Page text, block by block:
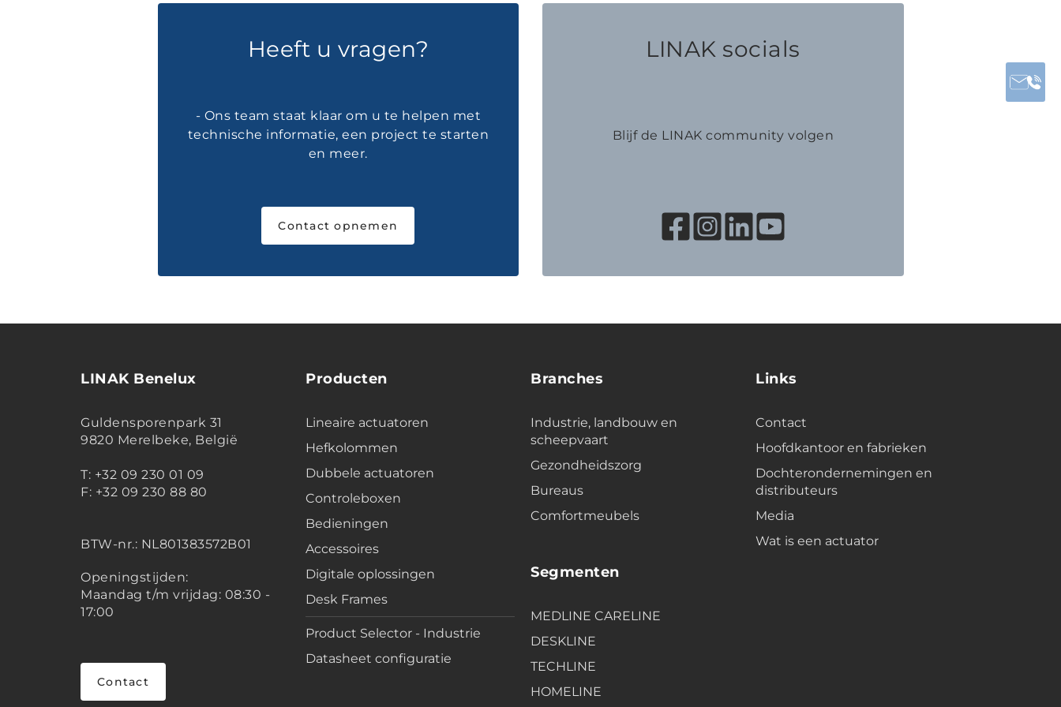
Heeft u vragen?
- Ons team staat klaar om u te helpen met
technische informatie, een project te starten
en meer.
Contact opnemen
LINAK socials
Blijf de LINAK community volgen
LINAK Benelux
Guldensporenpark 31
9820 Merelbeke, België
T: +32 09 230 01 09
F: +32 09 230 88 80
BTW-nr.: NL801383572B01
Openingstijden:
Maandag t/m vrijdag: 08:30 -
17:00
Contact
Producten
Lineaire actuatoren
Hefkolommen
Dubbele actuatoren
Controleboxen
Bedieningen
Accessoires
Digitale oplossingen
Desk Frames
Product Selector - Industrie
Datasheet configuratie
Branches
Industrie, landbouw en
scheepvaart
Gezondheidszorg
Bureaus
Comfortmeubels
Segmenten
MEDLINE CARELINE
DESKLINE
TECHLINE
HOMELINE
Links
Contact
Hoofdkantoor en fabrieken
Dochterondernemingen en
distributeurs
Media
Wat is een actuator